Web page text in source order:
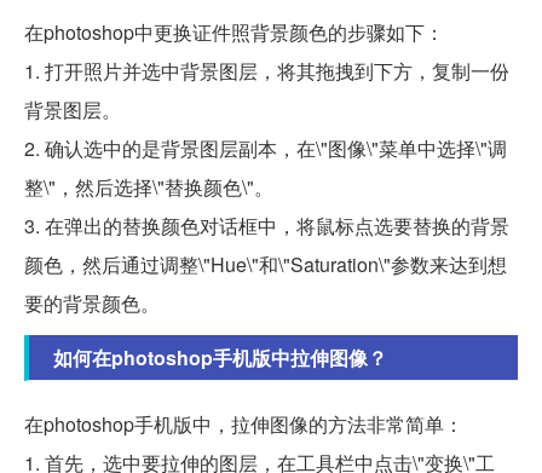
在photoshop中更换证件照背景颜色的步骤如下：
1. 打开照片并选中背景图层，将其拖拽到下方，复制一份
背景图层。
2. 确认选中的是背景图层副本，在\"图像\"菜单中选择\"调
整\"，然后选择\"替换颜色\"。
3. 在弹出的替换颜色对话框中，将鼠标点选要替换的背景
颜色，然后通过调整\"Hue\"和\"Saturation\"参数来达到想
要的背景颜色。
如何在photoshop手机版中拉伸图像？
在photoshop手机版中，拉伸图像的方法非常简单：
1. 首先，选中要拉伸的图层，在工具栏中点击\"变换\"工